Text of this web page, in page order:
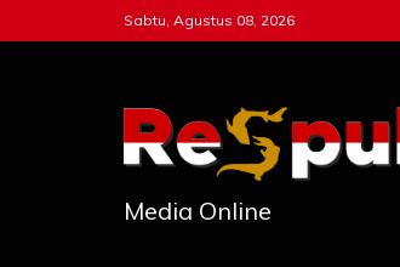
to
Sabtu, Agustus 08, 2026
Media Online